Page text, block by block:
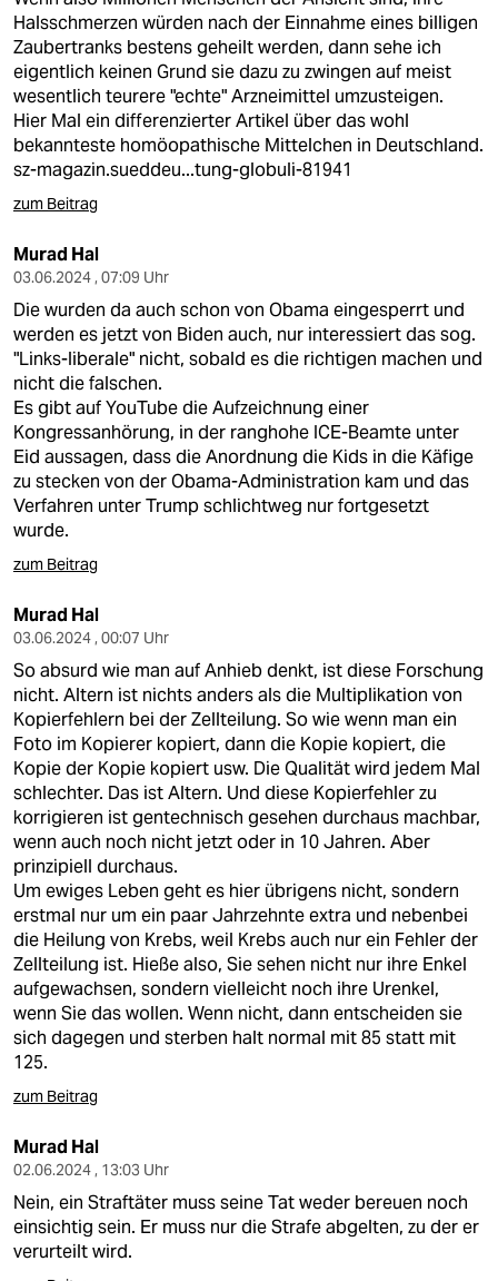
Halsschmerzen würden nach der Einnahme eines billigen
Zaubertranks bestens geheilt werden, dann sehe ich
eigentlich keinen Grund sie dazu zu zwingen auf meist
wesentlich teurere "echte" Arzneimittel umzusteigen.
Hier Mal ein differenzierter Artikel über das wohl
bekannteste homöopathische Mittelchen in Deutschland.
sz-magazin.sueddeu...tung-globuli-81941
zum Beitrag
Murad Hal
03.06.2024 , 07:09 Uhr
Die wurden da auch schon von Obama eingesperrt und
werden es jetzt von Biden auch, nur interessiert das sog.
"Links-liberale" nicht, sobald es die richtigen machen und
nicht die falschen.
Es gibt auf YouTube die Aufzeichnung einer
Kongressanhörung, in der ranghohe ICE-Beamte unter
Eid aussagen, dass die Anordnung die Kids in die Käfige
zu stecken von der Obama-Administration kam und das
Verfahren unter Trump schlichtweg nur fortgesetzt
wurde.
zum Beitrag
Murad Hal
03.06.2024 , 00:07 Uhr
So absurd wie man auf Anhieb denkt, ist diese Forschung
nicht. Altern ist nichts anders als die Multiplikation von
Kopierfehlern bei der Zellteilung. So wie wenn man ein
Foto im Kopierer kopiert, dann die Kopie kopiert, die
Kopie der Kopie kopiert usw. Die Qualität wird jedem Mal
schlechter. Das ist Altern. Und diese Kopierfehler zu
korrigieren ist gentechnisch gesehen durchaus machbar,
wenn auch noch nicht jetzt oder in 10 Jahren. Aber
prinzipiell durchaus.
Um ewiges Leben geht es hier übrigens nicht, sondern
erstmal nur um ein paar Jahrzehnte extra und nebenbei
die Heilung von Krebs, weil Krebs auch nur ein Fehler der
Zellteilung ist. Hieße also, Sie sehen nicht nur ihre Enkel
aufgewachsen, sondern vielleicht noch ihre Urenkel,
wenn Sie das wollen. Wenn nicht, dann entscheiden sie
sich dagegen und sterben halt normal mit 85 statt mit
125.
zum Beitrag
Murad Hal
02.06.2024 , 13:03 Uhr
Nein, ein Straftäter muss seine Tat weder bereuen noch
einsichtig sein. Er muss nur die Strafe abgelten, zu der er
verurteilt wird.